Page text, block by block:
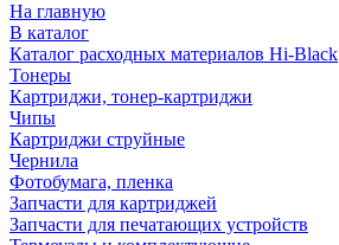
На главную
В каталог
Каталог расходных материалов Hi-Black
Тонеры
Картриджи, тонер-картриджи
Чипы
Картриджи струйные
Чернила
Фотобумага, пленка
Запчасти для картриджей
Запчасти для печатающих устройств